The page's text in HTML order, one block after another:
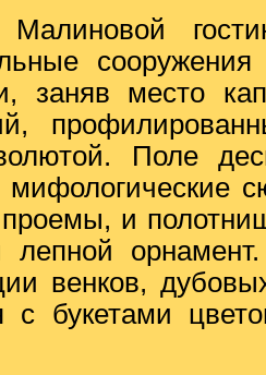
заняв место
Поле
мифологические
и
лепной
венков,
с букетами